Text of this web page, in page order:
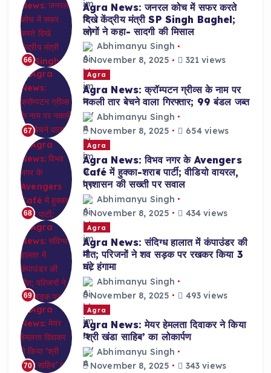
66
Agra News: जनरल कोच में सफर करते
दिखे केंद्रीय मंत्री SP Singh Baghel;
लोगों ने कहा- सादगी की मिसाल
Abhimanyu Singh
November 8, 2025
321 views
67
Agra
Agra News: क्रॉम्पटन ग्रीव्स के नाम पर
नकली तार बेचने वाला गिरफ्तार; 99 बंडल जब्त
Abhimanyu Singh
November 8, 2025
654 views
68
Agra
Agra News: विभव नगर के Avengers
Café में हुक्का-शराब पार्टी; वीडियो वायरल,
प्रशासन की सख्ती पर सवाल
Abhimanyu Singh
November 8, 2025
434 views
69
Agra
Agra News: संदिग्ध हालात में कंपाउंडर की
मौत; परिजनों ने शव सड़क पर रखकर किया 3
घंटे हंगामा
Abhimanyu Singh
November 8, 2025
493 views
70
Agra
Agra News: मेयर हेमलता दिवाकर ने किया
‘श्री खंडा साहिब’ का लोकार्पण
Abhimanyu Singh
November 8, 2025
343 views